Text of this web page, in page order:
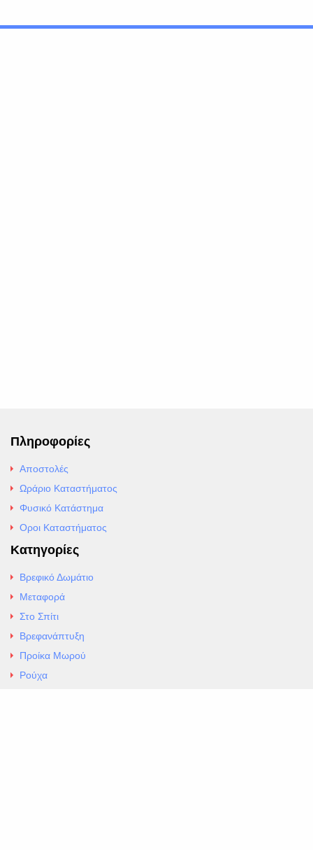
Πληροφορίες
Αποστολές
Ωράριο Καταστήματος
Φυσικό Κατάστημα
Οροι Καταστήματος
Κατηγορίες
Βρεφικό Δωμάτιο
Μεταφορά
Στο Σπίτι
Βρεφανάπτυξη
Προίκα Μωρού
Ρούχα